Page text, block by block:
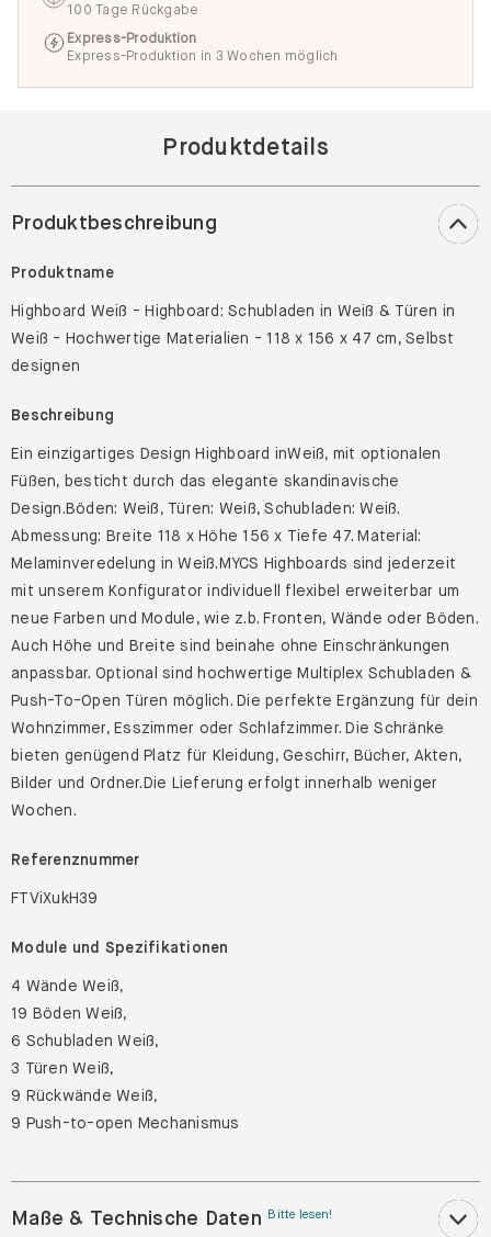
100 Tage Rückgabe
Express-Produktion
Express-Produktion in 3 Wochen möglich
Produktdetails
Produktbeschreibung
Produktname
Highboard Weiß - Highboard: Schubladen in Weiß & Türen in
Weiß - Hochwertige Materialien - 118 x 156 x 47 cm, Selbst
designen
Beschreibung
Ein einzigartiges Design Highboard inWeiß, mit optionalen
Füßen, besticht durch das elegante skandinavische
Design.Böden: Weiß, Türen: Weiß, Schubladen: Weiß.
Abmessung: Breite 118 x Höhe 156 x Tiefe 47. Material:
Melaminveredelung in Weiß.MYCS Highboards sind jederzeit
mit unserem Konfigurator individuell flexibel erweiterbar um
neue Farben und Module, wie z.b. Fronten, Wände oder Böden.
Auch Höhe und Breite sind beinahe ohne Einschränkungen
anpassbar. Optional sind hochwertige Multiplex Schubladen &
Push-To-Open Türen möglich. Die perfekte Ergänzung für dein
Wohnzimmer, Esszimmer oder Schlafzimmer. Die Schränke
bieten genügend Platz für Kleidung, Geschirr, Bücher, Akten,
Bilder und Ordner.Die Lieferung erfolgt innerhalb weniger
Wochen.
Referenznummer
FTViXukH39
Module und Spezifikationen
4 Wände Weiß,
19 Böden Weiß,
6 Schubladen Weiß,
3 Türen Weiß,
9 Rückwände Weiß,
9 Push-to-open Mechanismus
Maße & Technische Daten Bitte lesen!